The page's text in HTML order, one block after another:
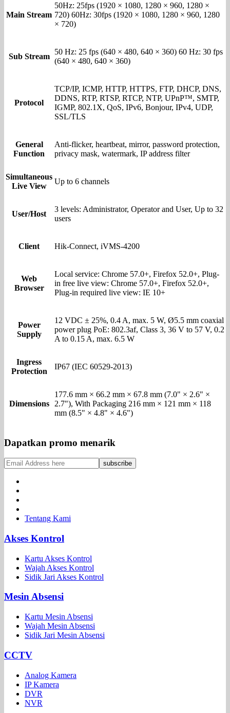
Main Stream
50Hz: 25fps (1920 × 1080, 1280 × 960, 1280 ×
720) 60Hz: 30fps (1920 × 1080, 1280 × 960, 1280
× 720)
Sub Stream
50 Hz: 25 fps (640 × 480, 640 × 360) 60 Hz: 30 fps
(640 × 480, 640 × 360)
Protocol
TCP/IP, ICMP, HTTP, HTTPS, FTP, DHCP, DNS,
DDNS, RTP, RTSP, RTCP, NTP, UPnP™, SMTP,
IGMP, 802.1X, QoS, IPv6, Bonjour, IPv4, UDP,
SSL/TLS
General
Function
Anti-flicker, heartbeat, mirror, password protection,
privacy mask, watermark, IP address filter
Simultaneous
Live View
Up to 6 channels
User/Host
3 levels: Administrator, Operator and User, Up to 32
users
Client Hik-Connect, iVMS-4200
Web
Browser
Local service: Chrome 57.0+, Firefox 52.0+, Plug-
in free live view: Chrome 57.0+, Firefox 52.0+,
Plug-in required live view: IE 10+
Power
Supply
12 VDC ± 25%, 0.4 A, max. 5 W, Ø5.5 mm coaxial
power plug PoE: 802.3af, Class 3, 36 V to 57 V, 0.2
A to 0.15 A, max. 6.5 W
Ingress
Protection
IP67 (IEC 60529-2013)
Dimensions
177.6 mm × 66.2 mm × 67.8 mm (7.0" × 2.6" ×
2.7"), With Packaging 216 mm × 121 mm × 118
mm (8.5" × 4.8" × 4.6")
Dapatkan promo menarik
Tentang Kami
Akses Kontrol
Kartu Akses Kontrol
Wajah Akses Kontrol
Sidik Jari Akses Kontrol
Mesin Absensi
Kartu Mesin Absensi
Wajah Mesin Absensi
Sidik Jari Mesin Absensi
CCTV
Analog Kamera
IP Kamera
DVR
NVR